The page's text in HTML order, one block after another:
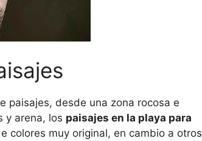
paisajes, desde una zona rocosa e
y arena, los paisajes en la playa para
colores muy original, en cambio a otros